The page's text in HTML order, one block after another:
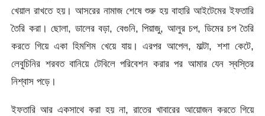
খেয়াল রাখতে হয়। আসরের নামাজ শেষে শুরু হয় বাহারি আইটেমের ইফতারি
তৈরি করা। ছোলা, ডালের বড়া, বেগুনি, পিয়াজু, আলুর চপ, ডিমের চপ তৈরি
করতে গিয়ে একা হিমশিম খেয়ে যায়। এরপর আপেল, মাল্টা, শশা কেটে,
লেবুচিনির শরবত বানিয়ে টেবিলে পরিবেশন করার পর আমার যেন স্বস্তির
নিশ্বাস পড়ে।
ইফতারি আর একসাথে করা হয় না, রাতের খাবারের আয়োজন করতে গিয়ে